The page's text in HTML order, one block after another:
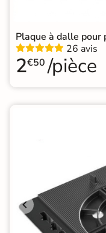
Plaque à dalle pour
26 avis
2€50 /pièce